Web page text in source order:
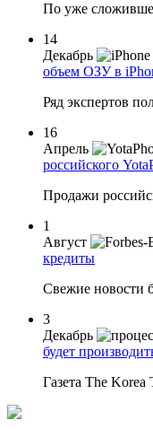
По уже
14
Декабрь
объем ОЗУ в
Ряд экспертов
16
Апрель
российского
Продажи
1
Август
кредиты
Свежие новости
3
Декабрь
будет
Газета The